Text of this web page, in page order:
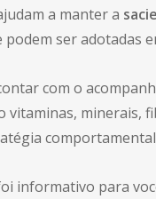
a manter a
ser adotadas
com o
vitaminas, minerais,
informativo para